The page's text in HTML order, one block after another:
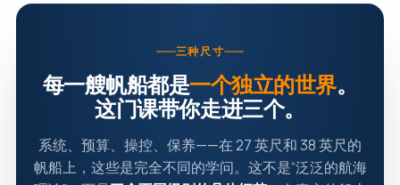
三种尺寸
每一艘帆船都是一个独立的世界。
这门课带你走进三个。
系统、预算、操控、保养——在 27 英尺和 38 英尺的
帆船上，这些是完全不同的学问。这不是“泛泛的航海